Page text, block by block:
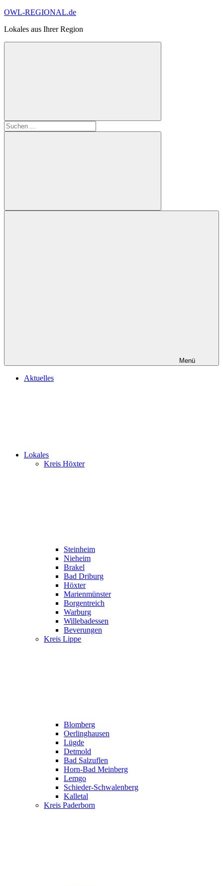
Zum
springen
OWL-REGIONAL.de
Lokales aus Ihrer Region
Suchformular
öffnen
Suchen
nach:
Suchen
Menü
Aktuelles
Lokales
Kreis Höxter
Steinheim
Nieheim
Brakel
Bad Driburg
Höxter
Marienmünster
Borgentreich
Warburg
Willebadessen
Beverungen
Kreis Lippe
Blomberg
Oerlinghausen
Lügde
Detmold
Bad Salzuflen
Horn-Bad Meinberg
Lemgo
Schieder-Schwalenberg
Kalletal
Kreis Paderborn